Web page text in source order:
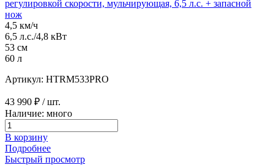
регулировкой скорости, мульчирующая, 6,5 л.с. + запасной
нож
4,5 км/ч
6,5 л.с./4,8 кВт
53 см
60 л
Артикул: HTRM533PRO
43 990 ₽ / шт.
Наличие: много
В корзину
Подробнее
Быстрый просмотр